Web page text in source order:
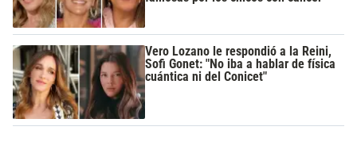
Vero Lozano le respondió a la Reini,
Sofi Gonet: "No iba a hablar de física
cuántica ni del Conicet"